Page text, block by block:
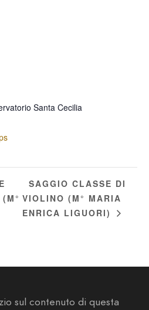
Santa Cecilia
SAGGIO CLASSE DI
VIOLINO (M° MARIA
ENRICA LIGUORI)
sul contenuto di questa